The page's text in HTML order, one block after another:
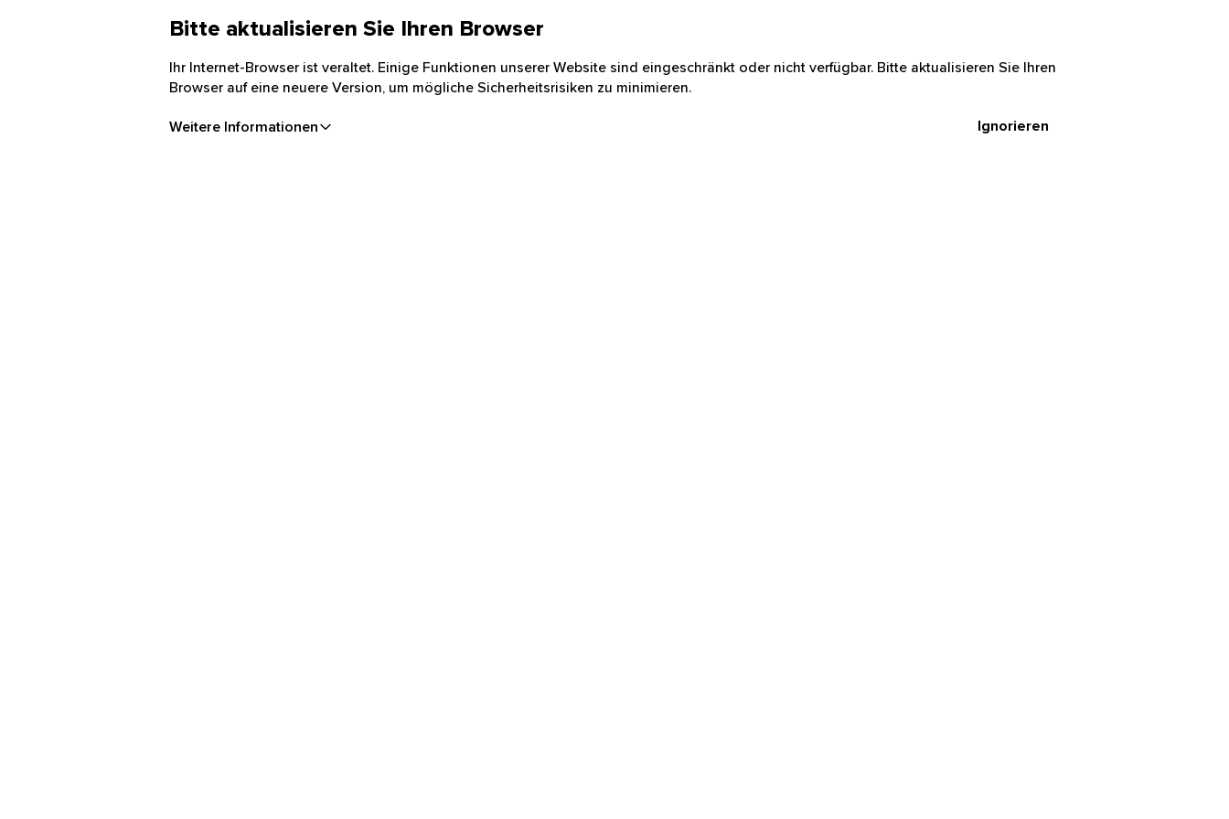
Bitte aktualisieren Sie Ihren Browser
Ihr Internet-Browser ist veraltet. Einige Funktionen unserer Website sind eingeschränkt oder nicht verfügbar. Bitte aktualisieren Sie Ihren
Browser auf eine neuere Version, um mögliche Sicherheitsrisiken zu minimieren.
Weitere Informationen Ignorieren